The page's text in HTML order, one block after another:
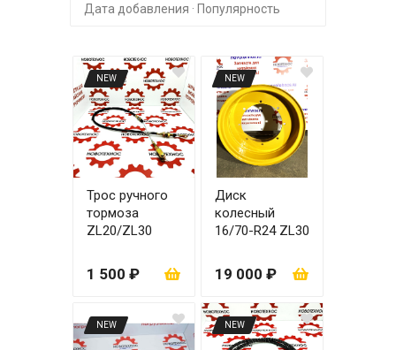
Дата добавления · Популярность
NEW
Трос ручного
тормоза
ZL20/ZL30
1 500 ₽
NEW
Диск
колесный
16/70-R24 ZL30
19 000 ₽
NEW NEW